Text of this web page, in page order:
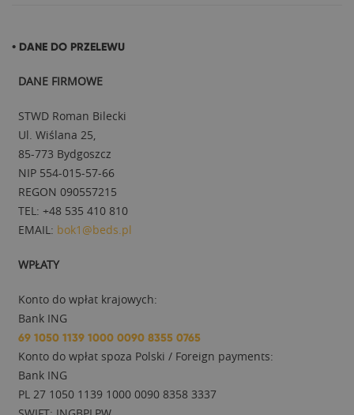
• DANE DO PRZELEWU
DANE FIRMOWE
STWD Roman Bilecki
Ul. Wiślana 25,
85-773 Bydgoszcz
NIP 554-015-57-66
REGON 090557215
TEL: +48 535 410 810
EMAIL: bok1@beds.pl
WPŁATY
Konto do wpłat krajowych:
Bank ING
69 1050 1139 1000 0090 8355 0765
Konto do wpłat spoza Polski / Foreign payments:
Bank ING
PL 27 1050 1139 1000 0090 8358 3337